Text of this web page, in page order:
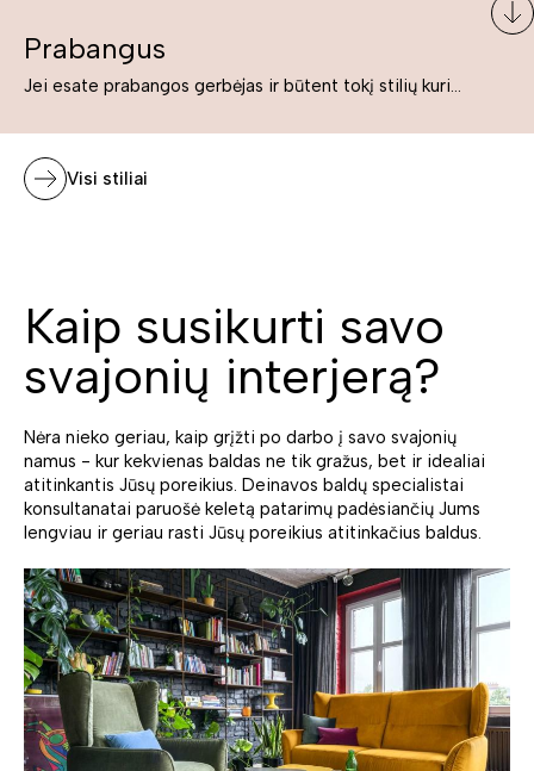
Prabangus
Jei esate prabangos gerbėjas ir būtent tokį stilių kuriate savo namuose ar biure, tuomet solidūs, prabangūs baldai nepriekaištingai įsilies į Jūsų kuriamą interjerą.
Visi stiliai
Kaip susikurti savo
svajonių interjerą?
Nėra nieko geriau, kaip grįžti po darbo į savo svajonių
namus - kur kekvienas baldas ne tik gražus, bet ir idealiai
atitinkantis Jūsų poreikius. Deinavos baldų specialistai
konsultanatai paruošė keletą patarimų padėsiančių Jums
lengviau ir geriau rasti Jūsų poreikius atitinkačius baldus.